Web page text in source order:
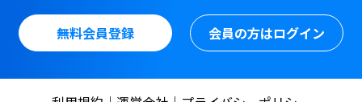
無料会員登録 会員の方はログイン